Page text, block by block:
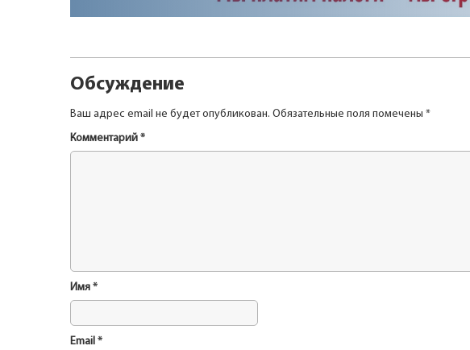
Обсуждение
Ваш адрес email не будет опубликован. Обязательные поля помечены *
Комментарий *
Имя *
Email *